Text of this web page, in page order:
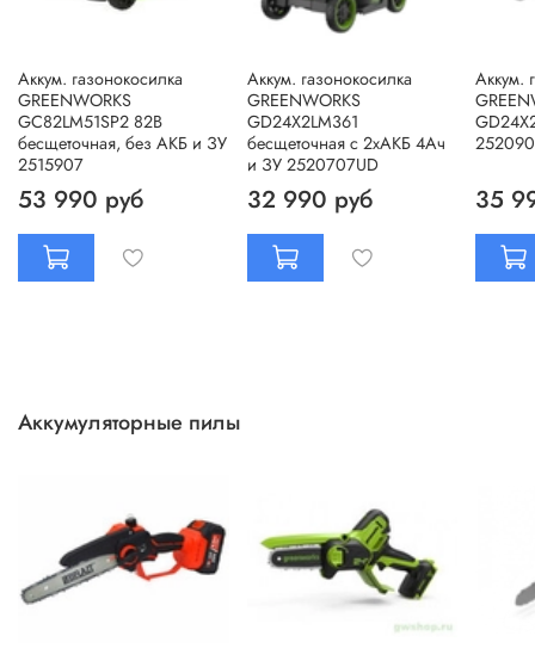
Аккум. газонокосилка
GREENWORKS
GC82LM51SP2 82В
бесщеточная, без АКБ и ЗУ
2515907
53 990 руб
Аккум. газонокосилка
GREENWORKS
GD24X2LM361
бесщеточная c 2хАКБ 4Ач
и ЗУ 2520707UD
32 990 руб
Аккум.
35
Аккумуляторные пилы